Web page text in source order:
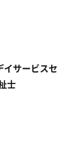
イサービスセ
士